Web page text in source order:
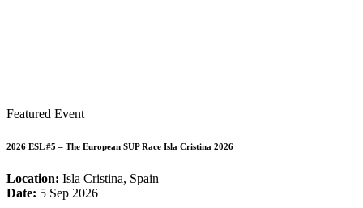
Featured Event
2026 ESL #5 – The European SUP Race Isla Cristina 2026
Location: Isla Cristina, Spain
Date: 5 Sep 2026